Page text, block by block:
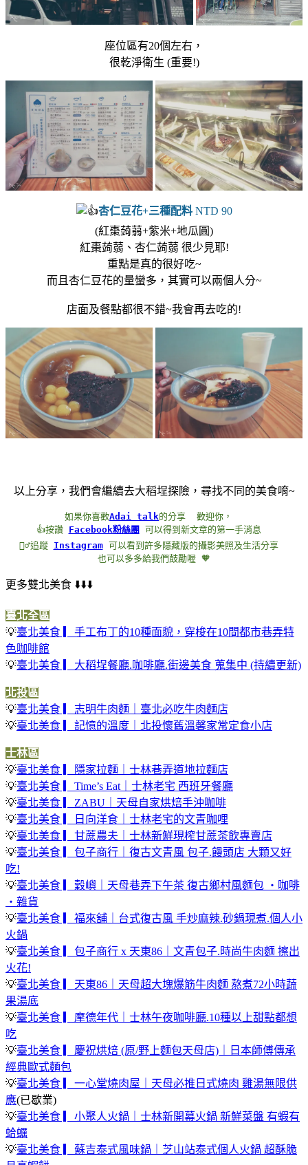
座位區有20個左右，
很乾淨衛生 (重要!)
杏仁豆花+三種配料 NTD 90
(紅棗蒟蒻+紫米+地瓜圓)
紅棗蒟蒻、杏仁蒟蒻 很少見耶!
重點是真的很好吃~
而且杏仁豆花的量蠻多，其實可以兩個人分~
店面及餐點都很不錯~我會再去吃的!
以上分享，我們會繼續去大稻埕探險，尋找不同的美食唷~
如果你喜歡Adai talk的分享
歡迎你，
👍按讚 Facebook粉絲團 可以得到新文章的第一手消息
🏃‍♂️追蹤 Instagram 可以看到許多隱藏版的攝影美照及生活分享
也可以多多給我們鼓勵喔 🧡
更多雙北美食 ⬇️⬇️⬇️
臺北全區
💡臺北美食 ▎手工布丁的10種面貌，穿梭在10間都市巷弄特
色咖啡館
💡臺北美食 ▎大稻埕餐廳.咖啡廳.街邊美食 蒐集中 (持續更新)
北投區
💡臺北美食 ▎志明牛肉麵｜臺北必吃牛肉麵店
💡臺北美食 ▎記憶的溫度｜北投懷舊溫馨家常定食小店
士林區
💡臺北美食 ▎隱家拉麵｜士林巷弄道地拉麵店
💡臺北美食 ▎Time’s Eat｜士林老宅 西班牙餐廳
💡臺北美食 ▎ZABU｜天母自家烘焙手沖咖啡
💡臺北美食 ▎日向洋食｜士林老宅的文青咖哩
💡臺北美食 ▎甘蔗農夫｜士林新鮮現榨甘蔗茶飲專賣店
💡臺北美食 ▎包子商行｜復古文青風 包子.饅頭店 大顆又好
吃!
💡臺北美食 ▎穀嶼｜天母巷弄下午茶 復古鄉村風麵包 ‧咖啡
‧雜貨
💡臺北美食 ▎福來舖｜台式復古風 手炒麻辣.砂鍋現煮.個人小
火鍋
💡臺北美食 ▎包子商行 x 天東86｜文青包子.時尚牛肉麵 擦出
火花!
💡臺北美食 ▎天東86｜天母超大塊爆筋牛肉麵 熬煮72小時蔬
果湯底
💡臺北美食 ▎摩德年代｜士林午夜咖啡廳.10種以上甜點都想
吃
💡臺北美食 ▎慶祝烘焙 (原/野上麵包天母店)｜日本師傅傳承
經典歐式麵包
💡臺北美食 ▎一心堂燒肉屋｜天母必推日式燒肉 雞湯無限供
應(已歇業)
💡臺北美食 ▎小聚人火鍋｜士林新開幕火鍋 新鮮菜盤 有蝦有
蛤蠣
💡臺北美食 ▎蘇吉泰式風味鍋｜芝山站泰式個人火鍋 超酥脆